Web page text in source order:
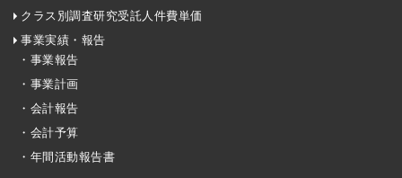
クラス別調査研究受託人件費単価
事業実績・報告
・事業報告
・事業計画
・会計報告
・会計予算
・年間活動報告書